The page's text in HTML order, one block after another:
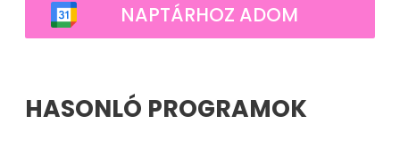
NAPTÁRHOZ ADOM
HASONLÓ PROGRAMOK